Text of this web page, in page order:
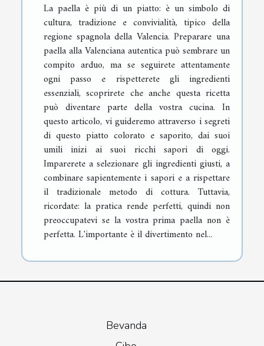
La paella è più di un piatto: è un simbolo di
cultura, tradizione e convivialità, tipico della
regione spagnola della Valencia. Preparare una
paella alla Valenciana autentica può sembrare un
compito arduo, ma se seguirete attentamente
ogni passo e rispetterete gli ingredienti
essenziali, scoprirete che anche questa ricetta
può diventare parte della vostra cucina. In
questo articolo, vi guideremo attraverso i segreti
di questo piatto colorato e saporito, dai suoi
umili inizi ai suoi ricchi sapori di oggi.
Imparerete a selezionare gli ingredienti giusti, a
combinare sapientemente i sapori e a rispettare
il tradizionale metodo di cottura. Tuttavia,
ricordate: la pratica rende perfetti, quindi non
preoccupatevi se la vostra prima paella non è
perfetta. L'importante è il divertimento nel...
Bevanda